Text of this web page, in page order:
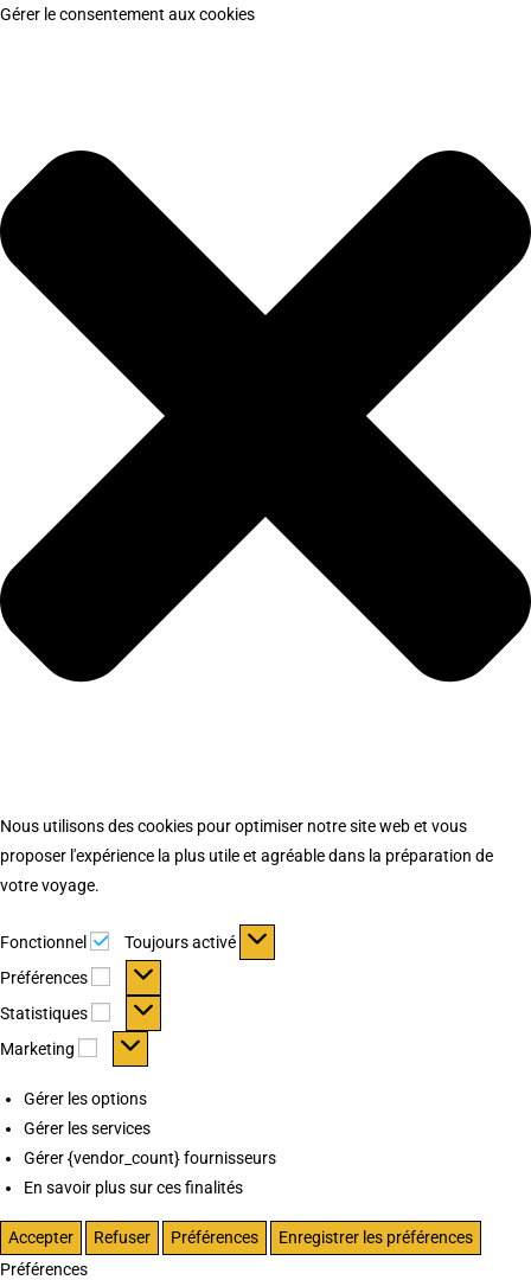
Gérer le consentement aux cookies
Nous utilisons des cookies pour optimiser notre site web et vous
proposer l'expérience la plus utile et agréable dans la préparation de
votre voyage.
Fonctionnel Fonctionnel
Toujours activé
Préférences
Préférences
Statistiques Statistiques
Marketing Marketing
Gérer les options
Gérer les services
Gérer {vendor_count} fournisseurs
En savoir plus sur ces finalités
Accepter Refuser Préférences
Enregistrer les préférences
Préférences